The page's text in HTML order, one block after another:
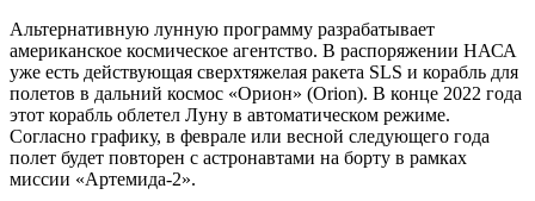
Альтернативную лунную программу разрабатывает
американское космическое агентство. В распоряжении НАСА
уже есть действующая сверхтяжелая ракета SLS и корабль для
полетов в дальний космос «Орион» (Orion). В конце 2022 года
этот корабль облетел Луну в автоматическом режиме.
Согласно графику, в феврале или весной следующего года
полет будет повторен с астронавтами на борту в рамках
миссии «Артемида-2».